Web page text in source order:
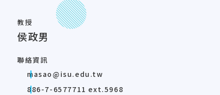
教授
侯政男
聯絡資訊
masao@isu.edu.tw
886-7-6577711 ext.5968